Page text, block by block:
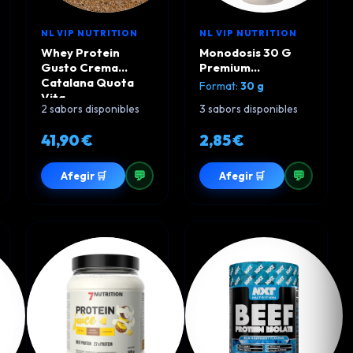
NL VIP NUTRITION
Whey Protein
Gusto Crema
Catalana Quota
Vita
2 sabors disponibles
41,90 €
Afegir 🛒 💬
NL VIP NUTRITION
Monodosis 30 G
Premium
HydroBeef GN
Format:30 g
3 sabors disponibles
2,85 €
Afegir 🛒 💬